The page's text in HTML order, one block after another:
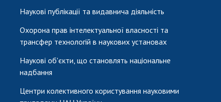
Наукові публікації та видавнича діяльність
Охорона прав інтелектуальної власності та
трансфер технологій в наукових установах
Наукові об'єкти, що становлять національне
надбання
Центри колективного користування науковими